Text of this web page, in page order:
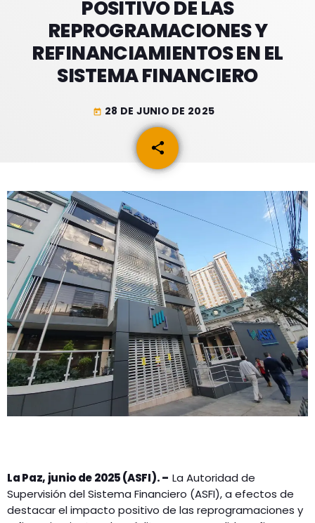
MÚSICA
ENTRETENIMIENTO
RADIO SPLENDID
CONTACTO
POSITIVO DE LAS
REPROGRAMACIONES Y
REFINANCIAMIENTOS EN EL
SISTEMA FINANCIERO
today 28 DE JUNIO DE 2025
share
email
La Paz, junio de 2025 (ASFI). –La Autoridad de
Supervisión del Sistema Financiero (ASFI), a efectos de
destacar el impacto positivo de las reprogramaciones y